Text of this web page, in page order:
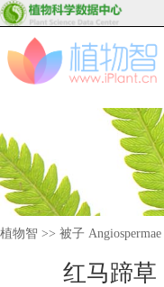
植物智 >> 被子 Angiospermae
红马蹄草